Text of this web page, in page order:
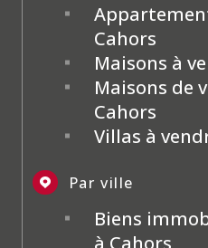
Cahors
Maisons à
Maisons de
Cahors
Villas à
Par ville
Biens
à Cahors